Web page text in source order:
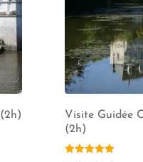
Visite Guidée
(2h)